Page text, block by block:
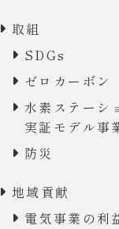
取組
SDGs
ゼロカーボン
水素ステーシ
実証モデル事
防災
地域貢献
電気事業の利